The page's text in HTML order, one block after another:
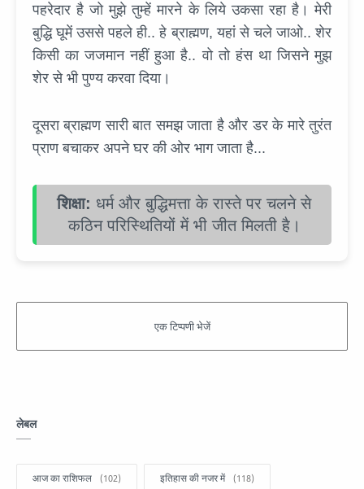
पहरेदार है जो मुझे तुम्हें मारने के लिये उकसा रहा है। मेरी
बुद्धि घूमें उससे पहले ही.. हे ब्राह्मण, यहां से चले जाओ.. शेर
किसी का जजमान नहीं हुआ है.. वो तो हंस था जिसने मुझ
शेर से भी पुण्य करवा दिया।
दूसरा ब्राह्मण सारी बात समझ जाता है और डर के मारे तुरंत
प्राण बचाकर अपने घर की ओर भाग जाता है...
शिक्षा: धर्म और बुद्धिमत्ता के रास्ते पर चलने से
कठिन परिस्थितियों में भी जीत मिलती है।
लेबल
आज का राशिफल इतिहास की नजर में